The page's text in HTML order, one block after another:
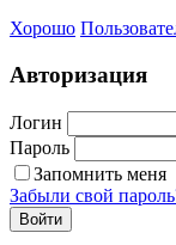
Хорошо
Авторизация
Логин
Пароль
Запомнить меня
Забыли свой
Войти